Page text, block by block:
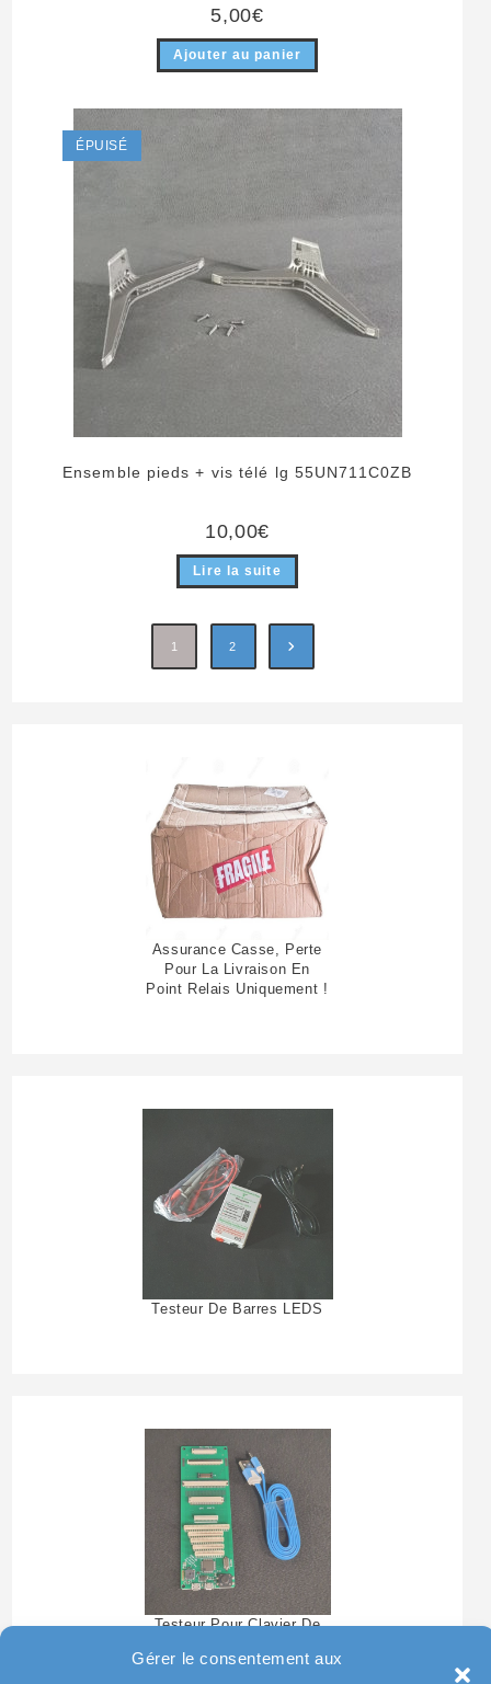
Gérer le consentement aux
5,00€
Ajouter au panier
ÉPUISÉ
Ensemble pieds + vis télé lg 55UN711C0ZB
10,00€
Lire la suite
1 2
Assurance Casse, Perte
Pour La Livraison En
Point Relais Uniquement !
Testeur De Barres LEDS
Testeur Pour Clavier De